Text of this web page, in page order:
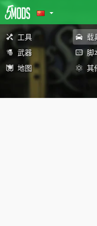
工具 载
武器
脚
地图
其